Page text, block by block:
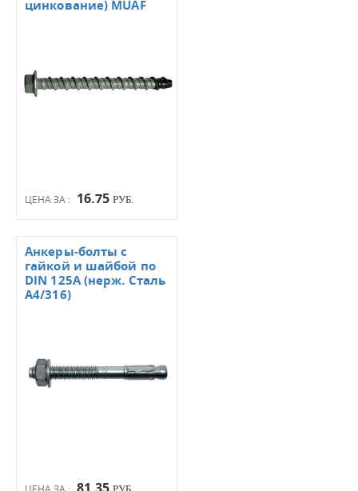
ЦЕНА ЗА : 16.75 РУБ.
цинкование) MUAF
Анкеры-болты с
гайкой и шайбой по
DIN 125А (нерж. Сталь
А4/316)